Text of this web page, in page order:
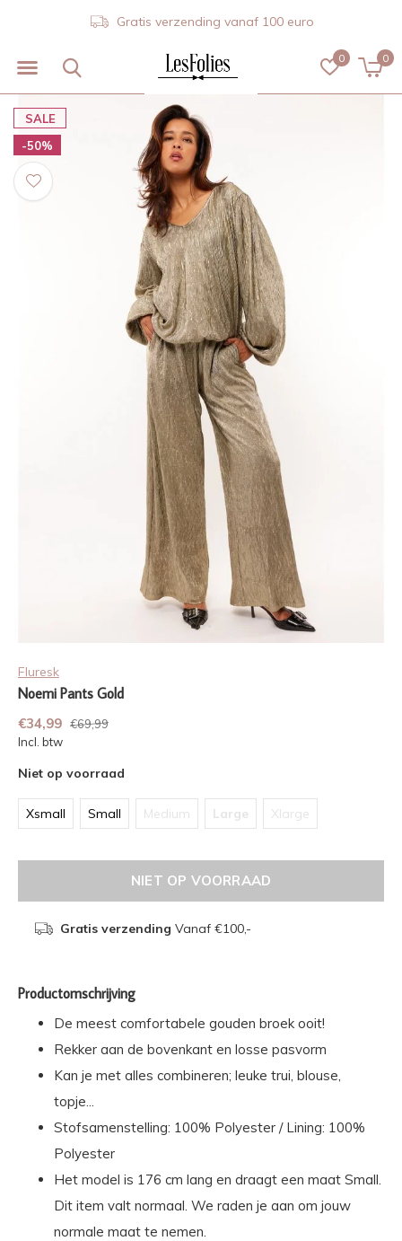
0 0
Gratis verzending vanaf 100 euro
SALE
-50%
Fluresk
Noemi Pants Gold
€34,99 €69,99
Incl. btw
Niet op voorraad
Xsmall Small Medium Large Xlarge
NIET OP VOORRAAD
Gratis verzending Vanaf €100,-
Productomschrijving
De meest comfortabele gouden broek ooit!
Rekker aan de bovenkant en losse pasvorm
Kan je met alles combineren; leuke trui, blouse,
topje...
Stofsamenstelling: 100% Polyester / Lining: 100%
Polyester
Het model is 176 cm lang en draagt een maat Small.
Dit item valt normaal. We raden je aan om jouw
normale maat te nemen.